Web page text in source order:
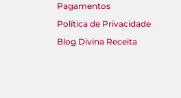
Pagamentos
Política de Privacidade
Blog Divina Receita